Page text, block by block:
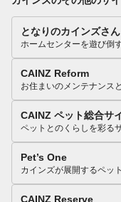
となりのカインズさん
ホームセンターを遊び倒
CAINZ Reform
お住まいのメンテナンス
CAINZ ペット総合サ
ペットとのくらしを彩る
Pet’s One
カインズが展開するペッ
CAINZ Reserve